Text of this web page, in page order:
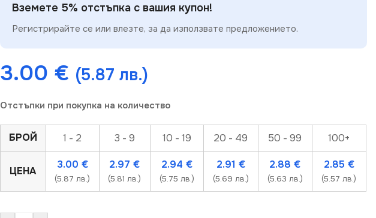
Вземете 5% отстъпка с вашия купон!
Регистрирайте се или влезте, за да използвате предложението.
3.00 € (5.87 лв.)
Отстъпки при покупка на количество
БРОЙ 1 - 2 3 - 9 10 - 19 20 - 49 50 - 99 100+
ЦЕНА
3.00 €
(5.87 лв.)
2.97€
(5.81 лв.)
2.94 €
(5.75 лв.)
2.91 €
(5.69 лв.)
2.88€
(5.63 лв.)
2.85 €
(5.57 лв.)